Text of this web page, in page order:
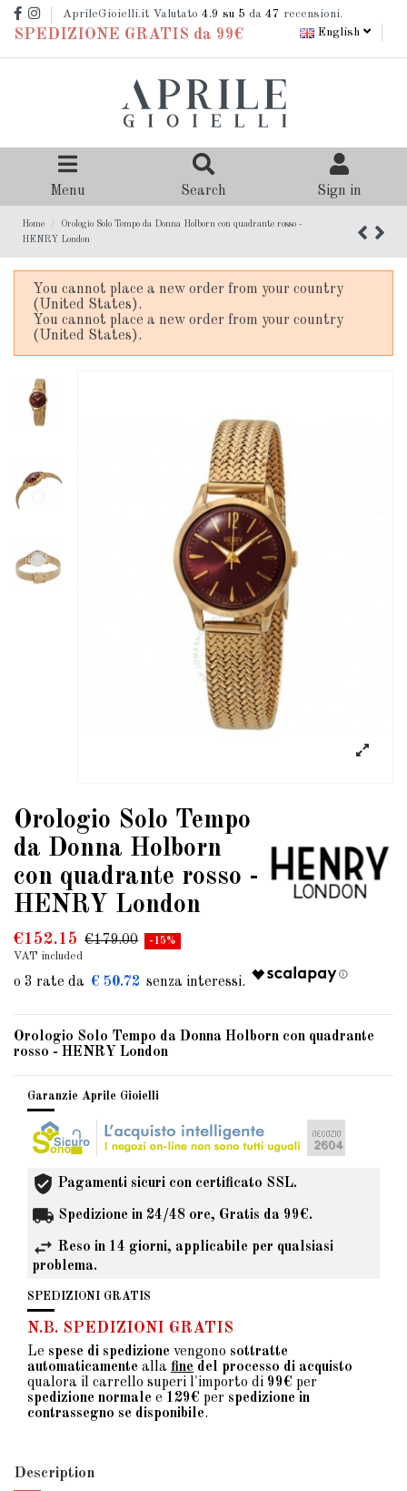
AprileGioielli.it Valutato 4.9 su 5 da 47 recensioni.
SPEDIZIONE GRATIS da 99€ English
Menu Search Sign in
Home
Orologio Solo Tempo da Donna Holborn con quadrante rosso -
HENRY London
You cannot place a new order from your country
(United States).
You cannot place a new order from your country
(United States).
Orologio Solo Tempo
da Donna Holborn
con quadrante rosso -
HENRY London
€152.15 €179.00 -15%
VAT included
€ 50.72
Orologio Solo Tempo da Donna Holborn con quadrante
rosso - HENRY London
Garanzie Aprile Gioielli
Pagamenti sicuri con certificato SSL.
Spedizione in 24/48 ore, Gratis da 99€.
Reso in 14 giorni, applicabile per qualsiasi
problema.
SPEDIZIONI GRATIS
N.B. SPEDIZIONI GRATIS
Le spese di spedizione vengono sottratte
automaticamente alla fine del processo di acquisto
qualora il carrello superi l'importo di 99€ per
spedizione normale e 129€ per spedizione in
contrassegno se disponibile.
Description